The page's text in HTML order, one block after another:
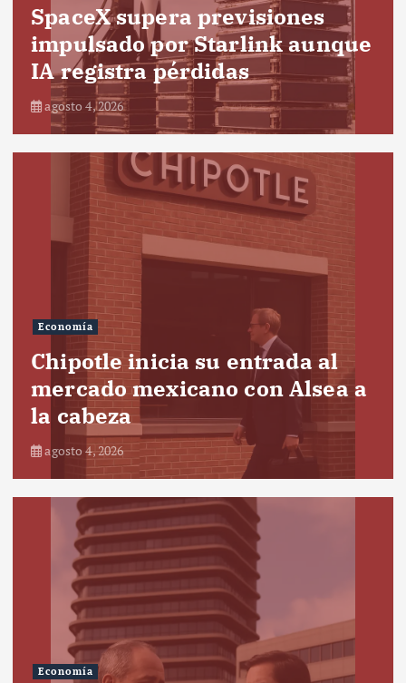
SpaceX supera previsiones
impulsado por Starlink aunque
IA registra pérdidas
agosto 4, 2026
Economía
Chipotle inicia su entrada al
mercado mexicano con Alsea a
la cabeza
agosto 4, 2026
Economía